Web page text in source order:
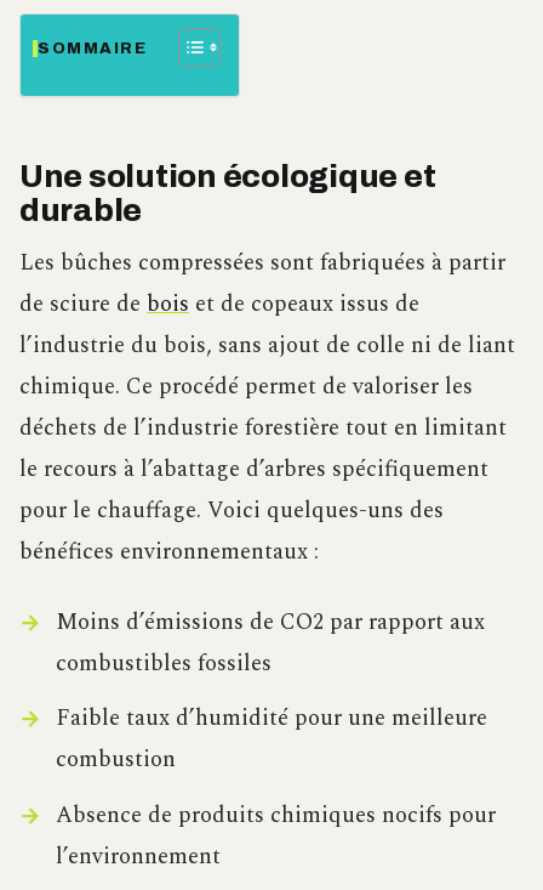
SOMMAIRE
Une solution écologique et
durable
Les bûches compressées sont fabriquées à partir
de sciure de bois et de copeaux issus de
l’industrie du bois, sans ajout de colle ni de liant
chimique. Ce procédé permet de valoriser les
déchets de l’industrie forestière tout en limitant
le recours à l’abattage d’arbres spécifiquement
pour le chauffage. Voici quelques-uns des
bénéfices environnementaux :
Moins d’émissions de CO2 par rapport aux
combustibles fossiles
Faible taux d’humidité pour une meilleure
combustion
Absence de produits chimiques nocifs pour
l’environnement